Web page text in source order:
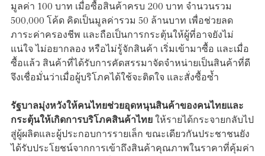
มูลค่า 100 บาท เมื่อซื้อสินค้าครบ 200 บาท จำนวนรวม
500,000 โค้ด คิดเป็นมูลค่ารวม 50 ล้านบาท เพื่อช่วยลด
ภาระค่าครองชีพ และถือเป็นการกระตุ้นให้ผู้ที่อาจยังไม่
แน่ใจ ไม่อยากลอง หรือไม่รู้จักสินค้า เริ่มเข้ามาซื้อ และเมื่อ
ซื้อแล้ว สินค้าที่ได้รับการคัดสรรมาจัดจำหน่ายเป็นสินค้าที่ดี
จึงเชื่อมั่นว่าเมื่อผู้บริโภคได้ใช้จะติดใจ และสั่งซื้อซ้ำ
รัฐบาลมุ่งหวังให้คนไทยช่วยอุดหนุนสินค้าของคนไทยและ
กระตุ้นให้เกิดการบริโภคสินค้าไทย ให้รายได้กระจายกลับไป
สู่ผู้ผลิตและผู้ประกอบการรายเล็ก ขณะเดียวกันประชาชนยัง
ได้รับประโยชน์จากการเข้าถึงสินค้าคุณภาพในราคาที่คุ้มค่า